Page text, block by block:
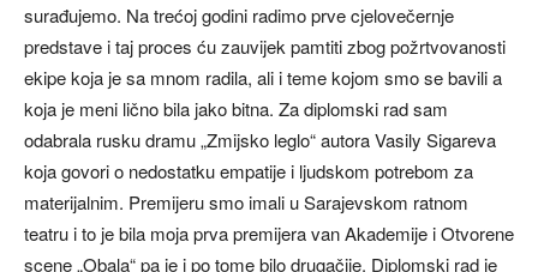
surađujemo. Na trećoj godini radimo prve cjelovečernje
predstave i taj proces ću zauvijek pamtiti zbog požrtvovanosti
ekipe koja je sa mnom radila, ali i teme kojom smo se bavili a
koja je meni lično bila jako bitna. Za diplomski rad sam
odabrala rusku dramu „Zmijsko leglo“ autora Vasily Sigareva
koja govori o nedostatku empatije i ljudskom potrebom za
materijalnim. Premijeru smo imali u Sarajevskom ratnom
teatru i to je bila moja prva premijera van Akademije i Otvorene
scene „Obala“ pa je i po tome bilo drugačije. Diplomski rad je